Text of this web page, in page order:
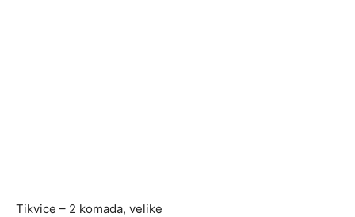
Tikvice – 2 komada, velike